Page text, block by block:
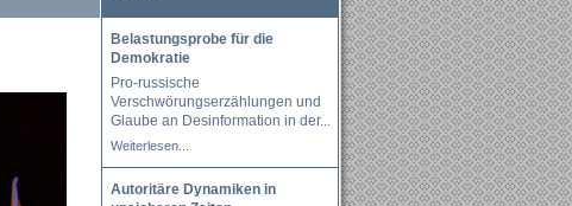
Belastungsprobe für die
Demokratie
Pro-russische
Verschwörungserzählungen und
Glaube an Desinformation in der...
Weiterlesen...
Autoritäre Dynamiken in